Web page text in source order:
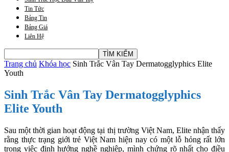
Tin Tức
Bảng Tin
Bảng Giá
Liên Hệ
Trang chủ Khóa học Sinh Trắc Vân Tay Dermatogglyphics Elite
Youth
Sinh Trắc Vân Tay Dermatogglyphics
Elite Youth
Sau một thời gian hoạt động tại thị trường Việt Nam, Elite nhận thấy
rằng thực trạng giới trẻ Việt Nam hiện nay có một lỗ hỏng rất lớn
trong việc định hướng nghề nghiệp, mình chứng rõ nhất cho điều